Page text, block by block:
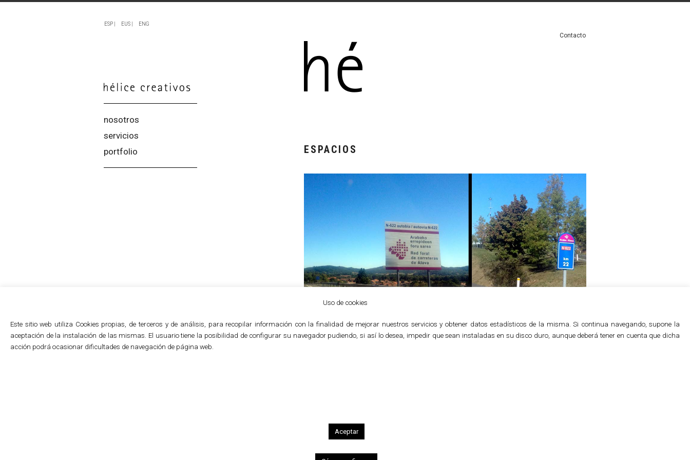
ESP | EUS | ENG
Contacto
nosotros
servicios
portfolio
ESPACIOS
Uso de cookies
Este sitio web utiliza Cookies propias, de terceros y de análisis, para recopilar información con la finalidad de mejorar nuestros servicios y obtener datos estadísticos de la misma. Si continua navegando, supone la
aceptación de la instalación de las mismas. El usuario tiene la posibilidad de configurar su navegador pudiendo, si así lo desea, impedir que sean instaladas en su disco duro, aunque deberá tener en cuenta que dicha
acción podrá ocasionar dificultades de navegación de página web.
Aceptar